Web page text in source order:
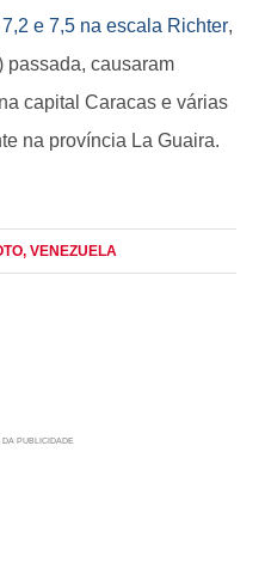
e 7,5 na escala Richter,
passada, causaram
capital Caracas e várias
na província La Guaira.
, VENEZUELA